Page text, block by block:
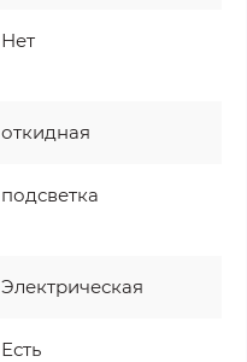
Нет
откидная
подсветка
Электрическая
Есть